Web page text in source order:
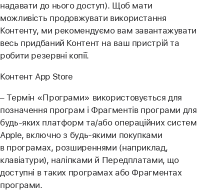
надавати до нього доступ). Щоб мати
можливість продовжувати використання
Контенту, ми рекомендуємо вам завантажувати
весь придбаний Контент на ваш пристрій та
робити резервні копії.
Контент App Store
– Термін «Програми» використовується для
позначення програм і Фрагментів програми для
будь-яких платформ та/або операційних систем
Apple, включно з будь-якими покупками
в програмах, розширеннями (наприклад,
клавіатури), наліпками й Передплатами, що
доступні в таких програмах або Фрагментах
програми.